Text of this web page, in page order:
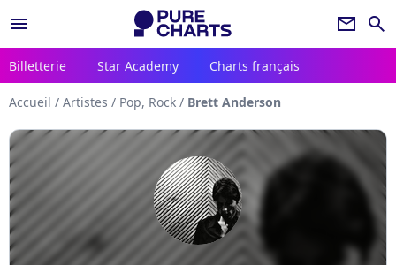
menu newsletter search
Billetterie Star Academy Charts français
Accueil / Artistes / Pop, Rock / Brett Anderson